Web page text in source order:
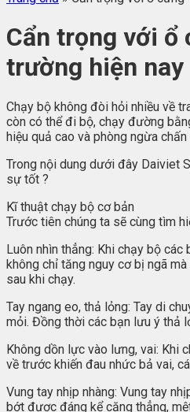
Cẩn trọng với ổ
trường hiện nay
Chạy bộ không đòi hỏi nhiều về
còn có thể đi bộ, chạy đường
hiệu quả cao và phòng ngừa
Trong nội dung dưới đây Daiviet
sự tốt ?
Kĩ thuật chạy bộ cơ bản
Trước tiên chúng ta sẽ cùng tìm
Luôn nhìn thẳng: Khi chạy bộ
không chỉ tăng nguy cơ bị ngã
sau khi chạy.
Tay ngang eo, thả lỏng: Tay di
mỏi. Đồng thời các bạn lưu ý thả
Không dồn lực vào lưng, vai: Khi
về trước khiến đau nhức bả vai,
Vung tay nhịp nhàng: Vung tay
bớt được đáng kể căng thẳng,